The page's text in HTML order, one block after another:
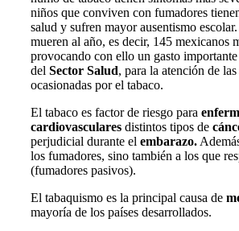
niños que conviven con fumadores
salud y sufren mayor ausentismo
mueren al año, es decir, 145 mexicanos
provocando con ello un gasto
del Sector Salud, para la atención de
ocasionadas por el tabaco.
El tabaco es factor de riesgo para
cardiovasculares distintos tipos de
perjudicial durante el embarazo.
los fumadores, sino también a los que
(fumadores pasivos).
El tabaquismo es la principal causa de
mayoría de los países desarrollados.